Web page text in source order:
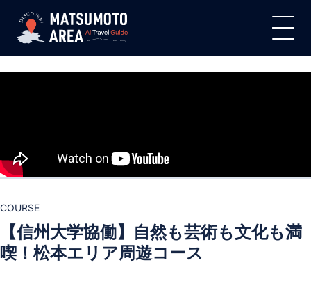
【信州大学協働】自然も芸術も文化も満
喫！松本エリア周遊コース
COURSE